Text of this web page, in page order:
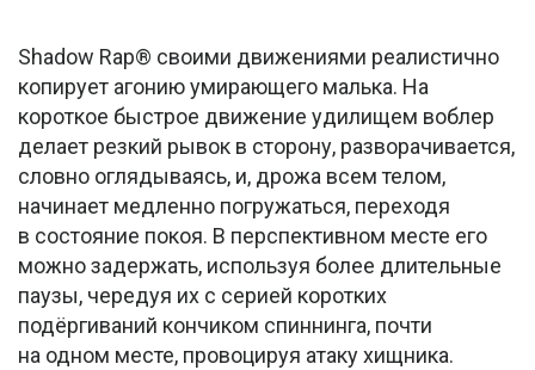
Shadow Rap® своими движениями реалистично
копирует агонию умирающего малька. На
короткое быстрое движение удилищем воблер
делает резкий рывок в сторону, разворачивается,
словно оглядываясь, и, дрожа всем телом,
начинает медленно погружаться, переходя
в состояние покоя. В перспективном месте его
можно задержать, используя более длительные
паузы, чередуя их с серией коротких
подёргиваний кончиком спиннинга, почти
на одном месте, провоцируя атаку хищника.